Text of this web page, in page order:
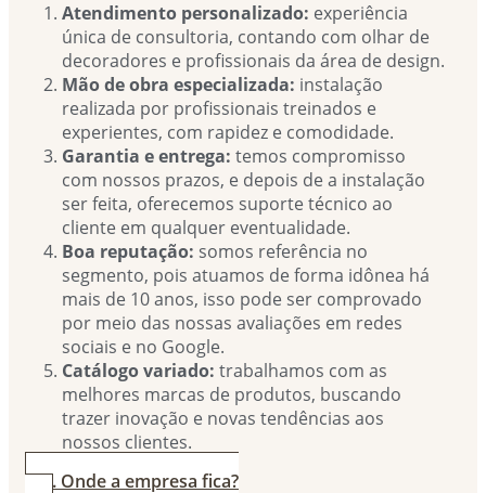
Atendimento personalizado: experiência
única de consultoria, contando com olhar de
decoradores e profissionais da área de design.
Mão de obra especializada: instalação
realizada por profissionais treinados e
experientes, com rapidez e comodidade.
Garantia e entrega: temos compromisso
com nossos prazos, e depois de a instalação
ser feita, oferecemos suporte técnico ao
cliente em qualquer eventualidade.
Boa reputação: somos referência no
segmento, pois atuamos de forma idônea há
mais de 10 anos, isso pode ser comprovado
por meio das nossas avaliações em redes
sociais e no Google.
Catálogo variado: trabalhamos com as
melhores marcas de produtos, buscando
trazer inovação e novas tendências aos
nossos clientes.
4. Onde a empresa fica?